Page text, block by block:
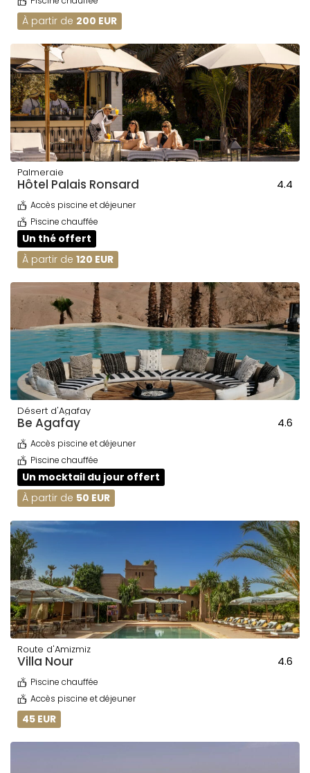
À partir de 200 EUR
Palmeraie
Hôtel Palais Ronsard 4.4
Accès piscine et déjeuner
Piscine chauffée
Un thé offert
À partir de 120 EUR
Désert d'Agafay
Be Agafay 4.6
Accès piscine et déjeuner
Piscine chauffée
Un mocktail du jour offert
À partir de 50 EUR
Route d'Amizmiz
Villa Nour 4.6
Piscine chauffée
Accès piscine et déjeuner
45 EUR